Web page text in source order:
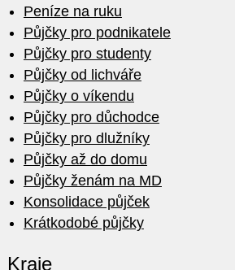
Peníze na ruku
Půjčky pro podnikatele
Půjčky pro studenty
Půjčky od lichváře
Půjčky o víkendu
Půjčky pro důchodce
Půjčky pro dlužníky
Půjčky až do domu
Půjčky ženám na MD
Konsolidace půjček
Krátkodobé půjčky
Kraje